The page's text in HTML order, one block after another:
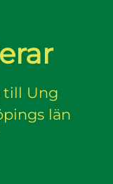
till Ung
län